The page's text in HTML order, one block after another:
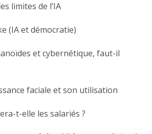
limites de l’IA
(IA et démocratie)
et cybernétique, faut-il
faciale et son utilisation
t-elle les salariés ?